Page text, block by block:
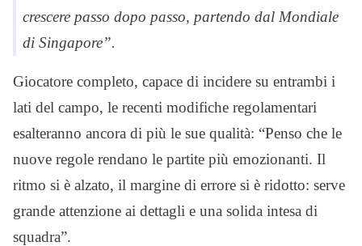
crescere passo dopo passo, partendo dal Mondiale
di Singapore”.
Giocatore completo, capace di incidere su entrambi i
lati del campo, le recenti modifiche regolamentari
esalteranno ancora di più le sue qualità: “Penso che le
nuove regole rendano le partite più emozionanti. Il
ritmo si è alzato, il margine di errore si è ridotto: serve
grande attenzione ai dettagli e una solida intesa di
squadra”.